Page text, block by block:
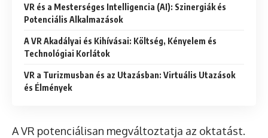
VR és a Mesterséges Intelligencia (AI): Szinergiák és
Potenciális Alkalmazások
A VR Akadályai és Kihívásai: Költség, Kényelem és
Technológiai Korlátok
VR a Turizmusban és az Utazásban: Virtuális Utazások
és Élmények
A VR potenciálisan megváltoztatja az oktatást.